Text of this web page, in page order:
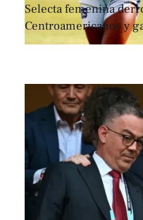
Selecta femenina
Centroamericanos y